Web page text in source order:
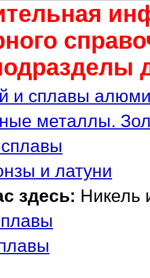
и сплавы
металлы.
и латуни
здесь: Никель